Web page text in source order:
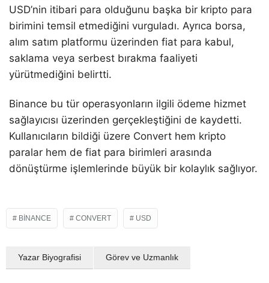
USD’nin itibari para olduğunu başka bir kripto para
birimini temsil etmediğini vurguladı. Ayrıca borsa,
alım satım platformu üzerinden fiat para kabul,
saklama veya serbest bırakma faaliyeti
yürütmediğini belirtti.
Binance bu tür operasyonların ilgili ödeme hizmet
sağlayıcısı üzerinden gerçekleştiğini de kaydetti.
Kullanıcıların bildiği üzere Convert hem kripto
paralar hem de fiat para birimleri arasında
dönüştürme işlemlerinde büyük bir kolaylık sağlıyor.
BINANCE CONVERT USD
Yazar Biyografisi Görev ve Uzmanlık